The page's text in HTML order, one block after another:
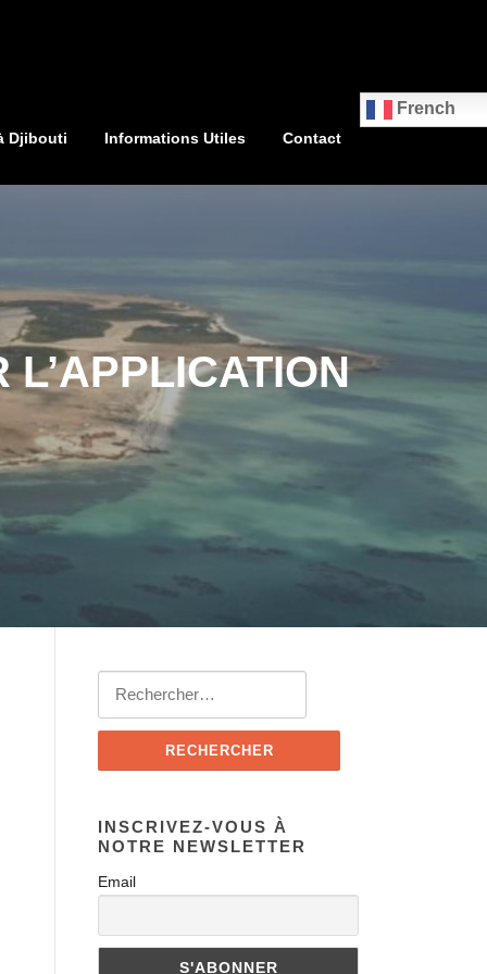
Djibouti Informations Utiles Contact
French
INSCRIVEZ-VOUS À
NOTRE NEWSLETTER
Email